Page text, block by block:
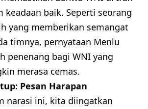
keadaan baik. Seperti seorang
yang memberikan semangat
timnya, pernyataan Menlu
penenang bagi WNI yang
merasa cemas.
Pesan Harapan
narasi ini, kita diingatkan